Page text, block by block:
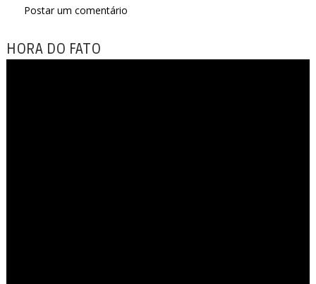
Postar um comentário
HORA DO FATO